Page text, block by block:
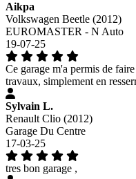
Aikpa
Volkswagen Beetle (2012)
EUROMASTER - N Auto
19-07-25
Ce garage m'a permis de
travaux, simplement en
Sylvain L.
Renault Clio (2012)
Garage Du Centre
17-03-25
tres bon garage ,